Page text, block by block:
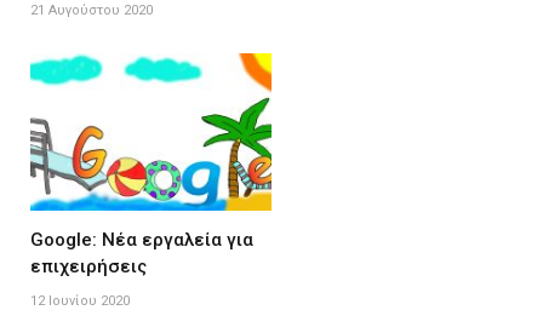
21 Αυγούστου 2020
Google: Nέα εργαλεία για
επιχειρήσεις
12 Ιουνίου 2020